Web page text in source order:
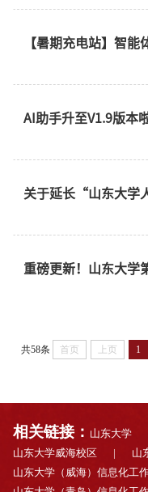
共58条 首页 上页 1
相关链接： 山东大学
山东大学威海校区
| 山
山东大学（威海）信息化工